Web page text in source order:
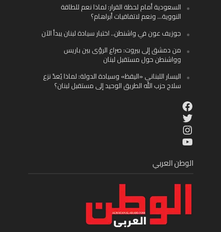
السعودية أمام لحظة القرار: لماذا نعم للطاقة
النووية… ونعم لاتفاقيات أبراهام؟
جوزيف عون في واشنطن.. اختبار سيادة لبنان يبدأ الآن
من دمشق إلى بيروت: صراع الرؤى بين باريس
وواشنطن حول مستقبل لبنان
اليسار اللبناني «اليقظ» وسيادة الدولة: لماذا يُعدّ نزع
سلاح حزب الله الطريق الوحيد إلى مستقبل لبنان؟
Facebook
Twitter
Instagram
YouTube
الوطن العربي